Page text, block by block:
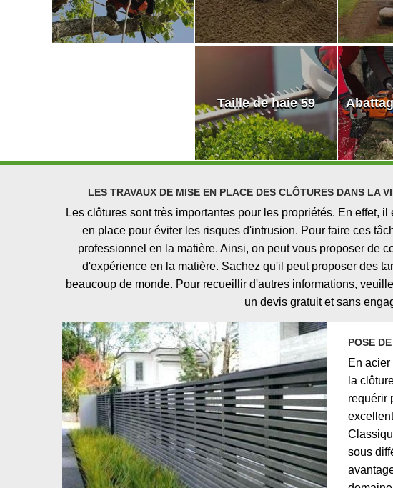
Taille de haie 59
LES TRAVAUX DE MISE EN PLACE DES CLÔTURES DANS LA
Les clôtures sont très importantes pour les propriétés. En effet,
en place pour éviter les risques d'intrusion. Pour faire ces
professionnel en la matière. Ainsi, on peut vous proposer de
d'expérience en la matière. Sachez qu'il peut proposer des
beaucoup de monde. Pour recueillir d'autres informations,
un devis gratuit et sans
POSE
En
la
requérir
sous